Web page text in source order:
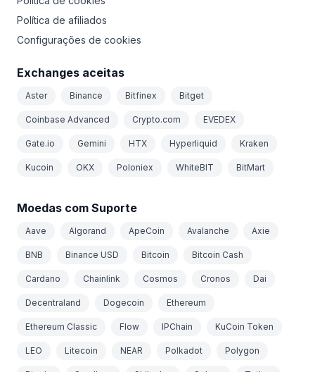
Política de afiliados
Configurações de cookies
Exchanges aceitas
Aster Binance Bitfinex Bitget
Coinbase Advanced Crypto.com EVEDEX
Gate.io Gemini HTX Hyperliquid Kraken
Kucoin OKX Poloniex WhiteBIT BitMart
Moedas com Suporte
Aave Algorand ApeCoin Avalanche Axie
BNB Binance USD Bitcoin Bitcoin Cash
Cardano Chainlink Cosmos Cronos Dai
Decentraland Dogecoin Ethereum
Ethereum Classic Flow IPChain KuCoin Token
LEO Litecoin NEAR Polkadot Polygon